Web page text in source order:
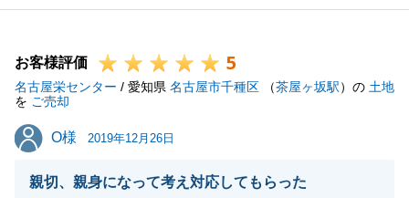
改めて不動産をご売却されるお客様の『想い』を感
と、N様のお力添え無しでは叶わなかったものと思い
ます。
大変貴重なコメントを頂戴し恐縮ではございますがN
様からのお言葉を胸に、今後も誇りをもって皆様のお
改めましてこの度は弊社をご利用下さり誠にありがと
お客様評価 5
名古屋栄センター / 愛知県 名古屋市千種区 （茶屋ヶ坂駅）の 土地
を ご売却
O様
O様 2019年12月26日
親切、親身になって考え対応してもらった